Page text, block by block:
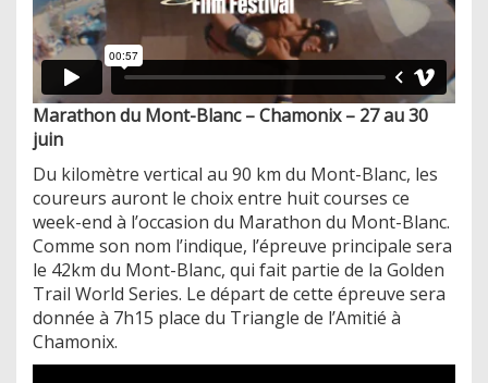
Marathon du Mont-Blanc – Chamonix – 27 au 30
juin
Du kilomètre vertical au 90 km du Mont-Blanc, les
coureurs auront le choix entre huit courses ce
week-end à l’occasion du Marathon du Mont-Blanc.
Comme son nom l’indique, l’épreuve principale sera
le 42km du Mont-Blanc, qui fait partie de la Golden
Trail World Series. Le départ de cette épreuve sera
donnée à 7h15 place du Triangle de l’Amitié à
Chamonix.